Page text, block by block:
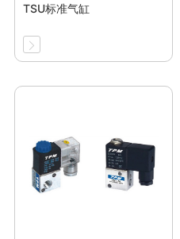
TSU标准气缸